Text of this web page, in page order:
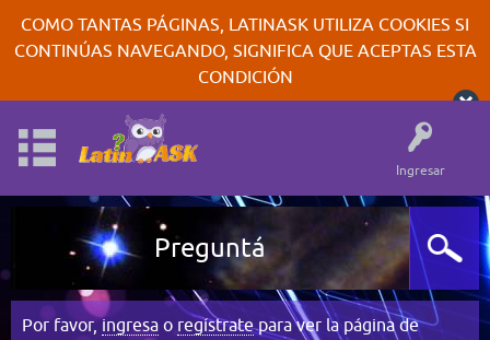
COMO TANTAS PÁGINAS, LATINASK UTILIZA COOKIES SI
CONTINÚAS NAVEGANDO, SIGNIFICA QUE ACEPTAS ESTA
CONDICIÓN
Ingresar
Preguntá
Por favor,ingresa o regístratepara ver la página de